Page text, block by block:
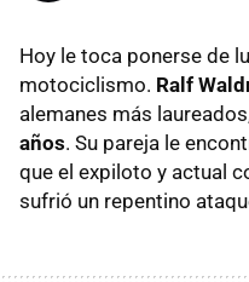
Hoy le toca ponerse de
motociclismo. Ralf
alemanes más
años. Su pareja le
que el expiloto y actual
sufrió un repentino